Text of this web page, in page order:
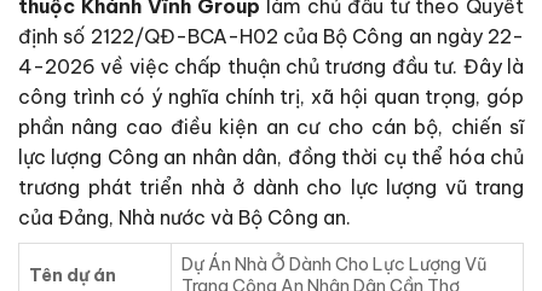
thuộc Khánh Vĩnh Group làm chủ đầu tư theo Quyết
định số 2122/QĐ-BCA-H02 của Bộ Công an ngày 22-
4-2026 về việc chấp thuận chủ trương đầu tư. Đây là
công trình có ý nghĩa chính trị, xã hội quan trọng, góp
phần nâng cao điều kiện an cư cho cán bộ, chiến sĩ
lực lượng Công an nhân dân, đồng thời cụ thể hóa chủ
trương phát triển nhà ở dành cho lực lượng vũ trang
của Đảng, Nhà nước và Bộ Công an.
Tên dự án
Dự Án Nhà Ở Dành Cho Lực Lượng Vũ
Trang Công An Nhân Dân Cần Thơ